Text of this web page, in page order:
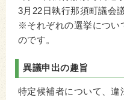
3月22日執行那須町議会
※それぞれの選挙につい
のです。
異議申出の趣旨
特定候補者について、違